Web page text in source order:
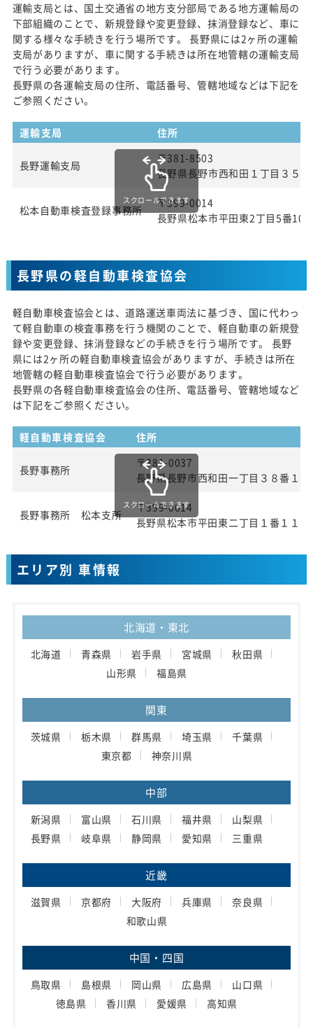
運輸支局とは、国土交通省の地方支分部局である地方運輸局の
下部組織のことで、新規登録や変更登録、抹消登録など、車に
関する様々な手続きを行う場所です。 長野県には2ヶ所の運輸
支局がありますが、車に関する手続きは所在地管轄の運輸支局
で行う必要があります。
長野県の各運輸支局の住所、電話番号、管轄地域などは下記を
ご参照ください。
運輸支局 住所
長野運輸支局
〒381-8503
長野県長野市西和田１丁目３５
松本自動車検査登録事務所
〒399-0014
長野県松本市平田東2丁目5番10
スクロールできます
長野県の軽自動車検査協会
軽自動車検査協会とは、道路運送車両法に基づき、国に代わっ
て軽自動車の検査事務を行う機関のことで、軽自動車の新規登
録や変更登録、抹消登録などの手続きを行う場所です。 長野
県には2ヶ所の軽自動車検査協会がありますが、手続きは所在
地管轄の軽自動車検査協会で行う必要があります。
長野県の各軽自動車検査協会の住所、電話番号、管轄地域など
は下記をご参照ください。
軽自動車検査協会 住所
長野事務所
〒381-0037
長野県長野市西和田一丁目３８番１号
長野事務所 松本支所
〒399-0014
長野県松本市平田東二丁目１番１１号
スクロールできます
エリア別 車情報
北海道・東北
北海道 青森県 岩手県 宮城県
秋田県
山形県
福島県
関東
茨城県 栃木県 群馬県 埼玉県
千葉県
東京都
神奈川県
中部
新潟県 富山県 石川県 福井県
山梨県
長野県
岐阜県 静岡県 愛知県 三重県
近畿
滋賀県 京都府 大阪府 兵庫県
奈良県
和歌山県
中国・四国
鳥取県 島根県 岡山県 広島県
山口県
徳島県
香川県 愛媛県 高知県